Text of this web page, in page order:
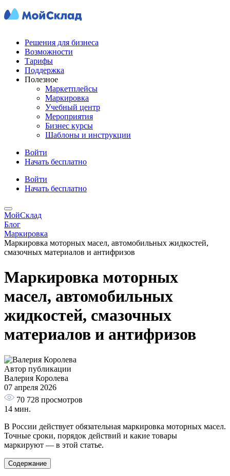
Решения для бизнеса
Возможности
Тарифы
Поддержка
Полезное
Маркетплейсы
Маркировка
Учебный центр
Мероприятия
Бизнес курсы
Шаблоны и инструкции
Войти
Начать бесплатно
Войти
Начать бесплатно
МойСклад
Блог
Маркировка
Маркировка моторных масел, автомобильных жидкостей,
смазочных материалов и антифризов
Маркировка моторных
масел, автомобильных
жидкостей, смазочных
материалов и антифризов
Автор публикации
Валерия Королева
07 апреля 2026
70 728 просмотров
14 мин.
В России действует обязательная маркировка моторных масел.
Точные сроки, порядок действий и какие товары
маркируют — в этой статье.
Содержание